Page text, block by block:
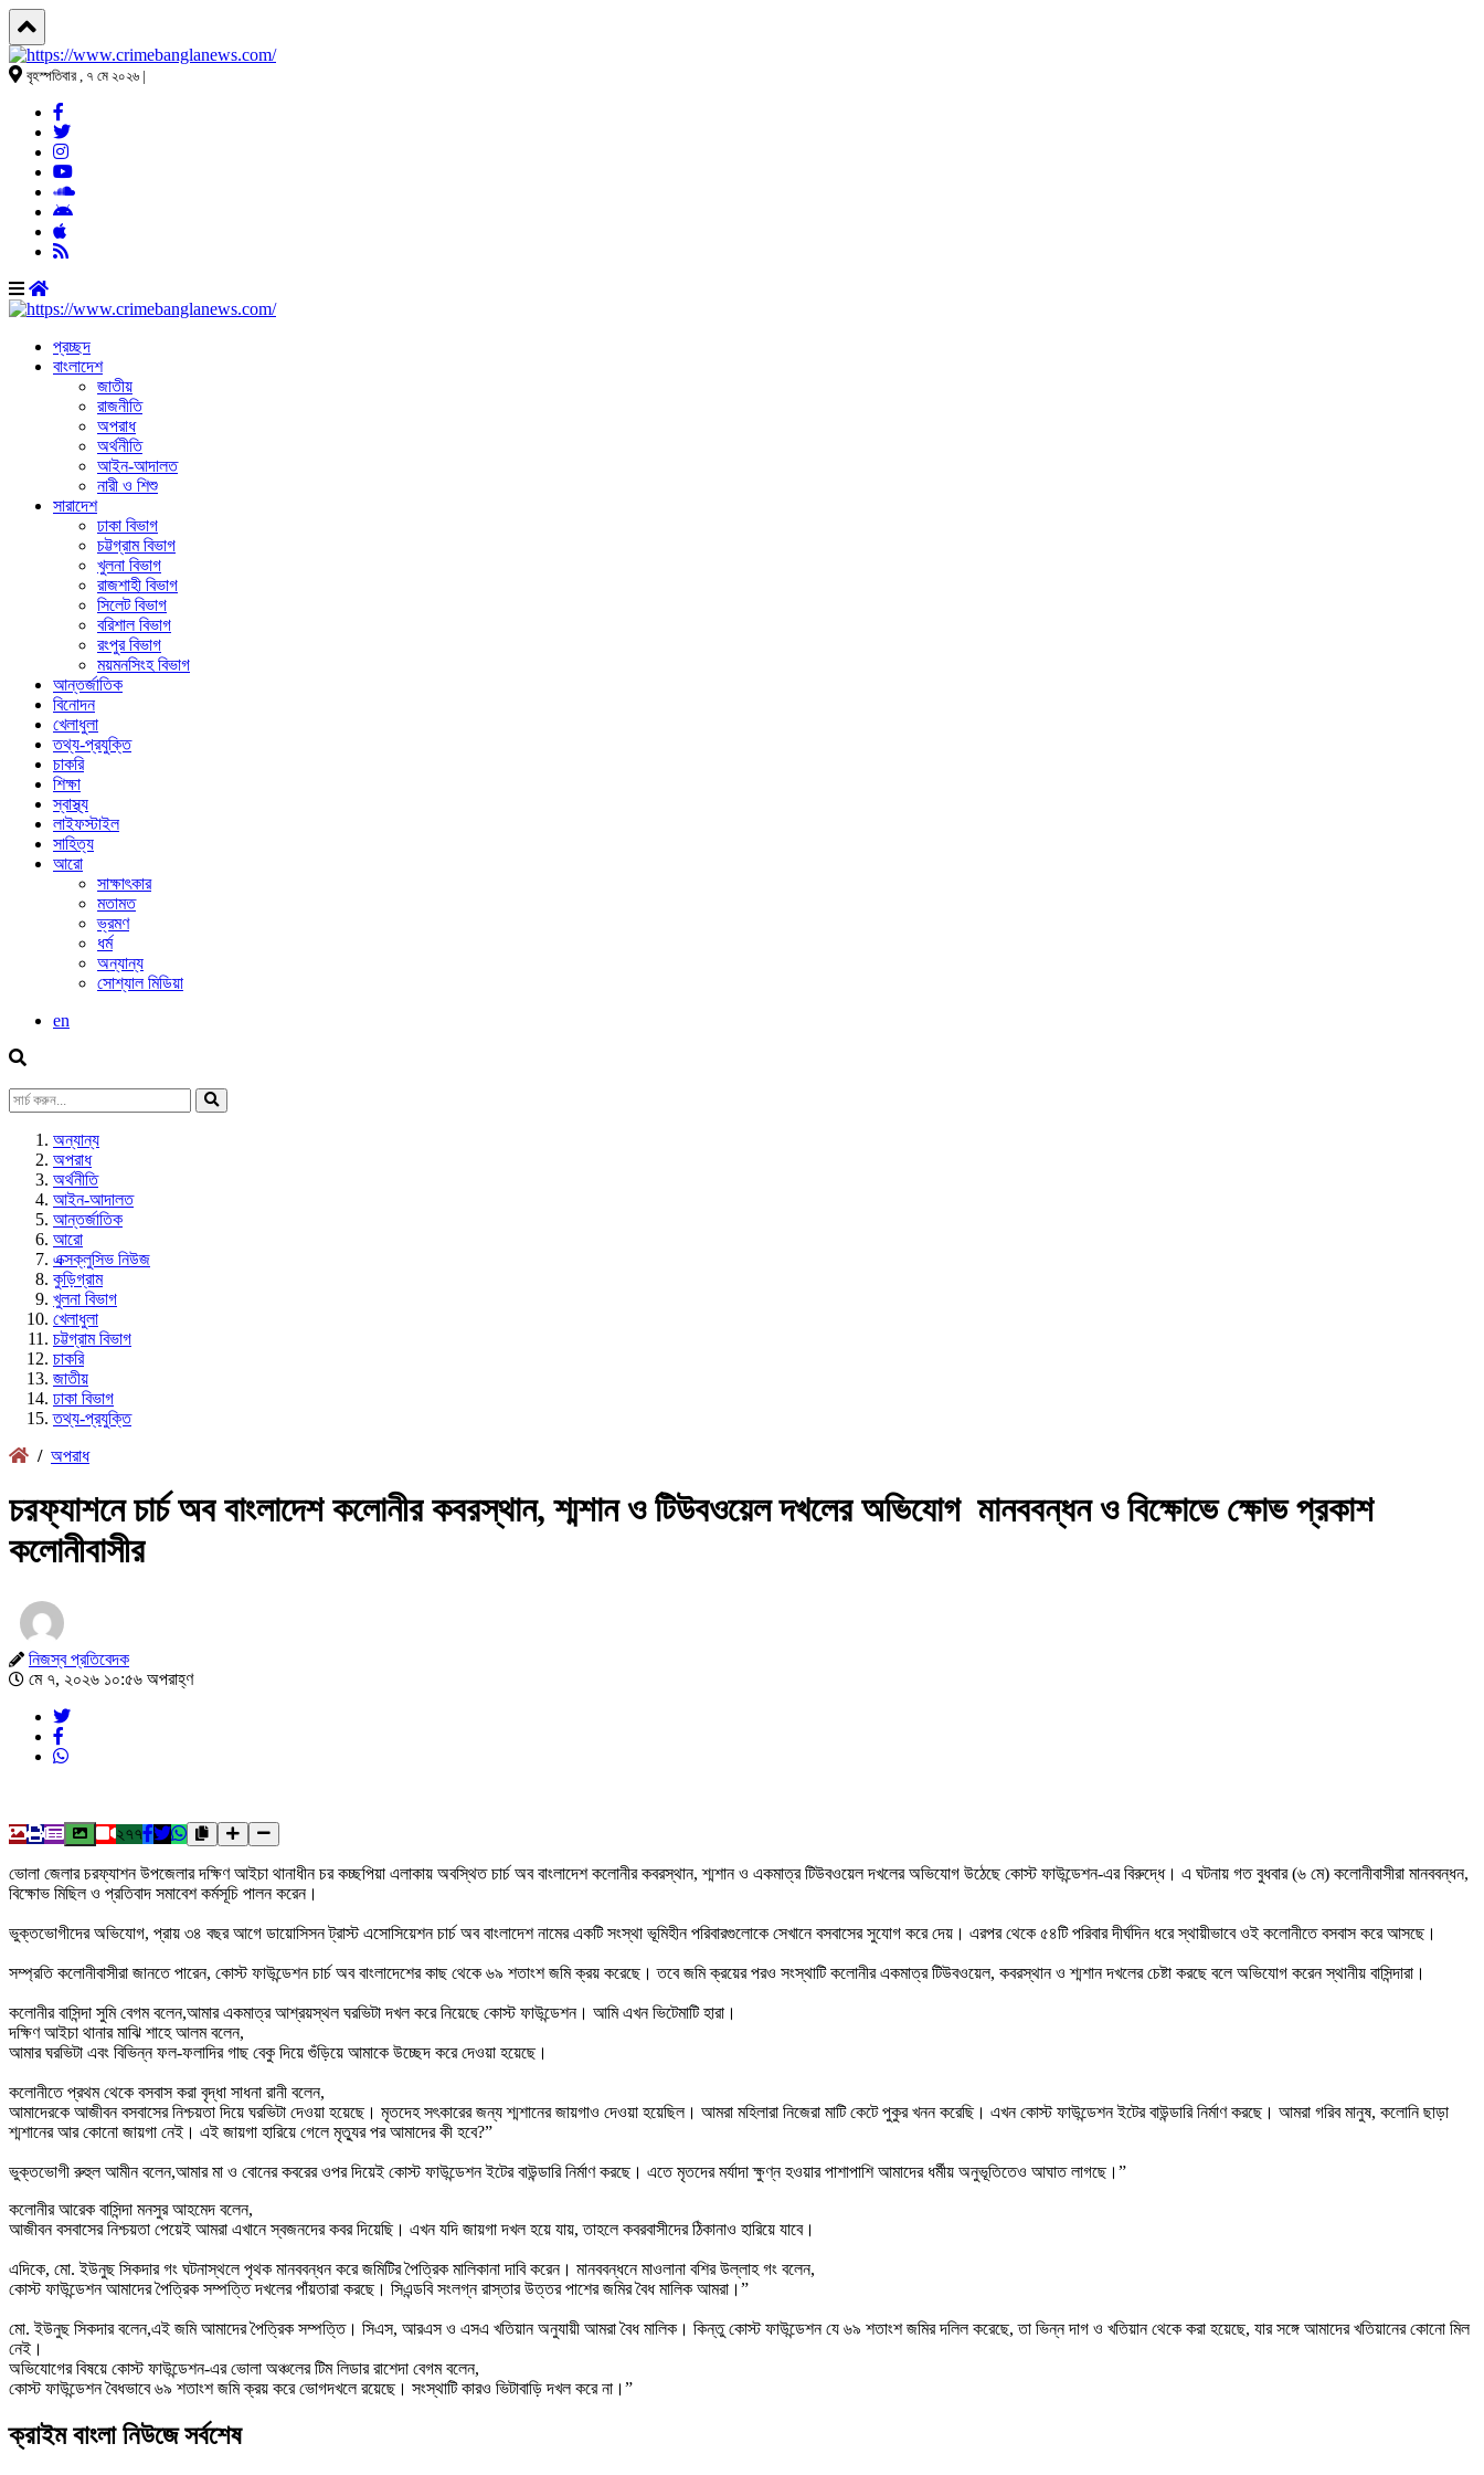
বৃহস্পতিবার , ৭ মে ২০২৬ |
প্রচ্ছদ
বাংলাদেশ
জাতীয়
রাজনীতি
অপরাধ
অর্থনীতি
আইন-আদালত
নারী ও শিশু
সারাদেশ
ঢাকা বিভাগ
চট্টগ্রাম বিভাগ
খুলনা বিভাগ
রাজশাহী বিভাগ
সিলেট বিভাগ
বরিশাল বিভাগ
রংপুর বিভাগ
ময়মনসিংহ বিভাগ
আন্তর্জাতিক
বিনোদন
খেলাধুলা
তথ্য-প্রযুক্তি
চাকরি
শিক্ষা
স্বাস্থ্য
লাইফস্টাইল
সাহিত্য
আরো
সাক্ষাৎকার
মতামত
ভ্রমণ
ধর্ম
অন্যান্য
সোশ্যাল মিডিয়া
en
অন্যান্য
অপরাধ
অর্থনীতি
আইন-আদালত
আন্তর্জাতিক
আরো
এক্সক্লুসিভ নিউজ
কুড়িগ্রাম
খুলনা বিভাগ
খেলাধুলা
চট্টগ্রাম বিভাগ
চাকরি
জাতীয়
ঢাকা বিভাগ
তথ্য-প্রযুক্তি
/ অপরাধ
চরফ্যাশনে চার্চ অব বাংলাদেশ কলোনীর কবরস্থান, শ্মশান ও টিউবওয়েল দখলের অভিযোগ ‎ ‎মানববন্ধন ও বিক্ষোভে ক্ষোভ প্রকাশ
কলোনীবাসীর
নিজস্ব প্রতিবেদক
মে ৭, ২০২৬ ১০:৫৬ অপরাহ্ণ
২৭৭
‎ভোলা জেলার চরফ্যাশন উপজেলার দক্ষিণ আইচা থানাধীন চর কচ্ছপিয়া এলাকায় অবস্থিত চার্চ অব বাংলাদেশ কলোনীর কবরস্থান, শ্মশান ও একমাত্র টিউবওয়েল দখলের অভিযোগ উঠেছে কোস্ট ফাউন্ডেশন-এর বিরুদ্ধে। এ ঘটনায় গত বুধবার (৬ মে) কলোনীবাসীরা মানববন্ধন,
বিক্ষোভ মিছিল ও প্রতিবাদ সমাবেশ কর্মসূচি পালন করেন।
‎ভুক্তভোগীদের অভিযোগ, প্রায় ৩৪ বছর আগে ডায়োসিসন ট্রাস্ট এসোসিয়েশন চার্চ অব বাংলাদেশ নামের একটি সংস্থা ভূমিহীন পরিবারগুলোকে সেখানে বসবাসের সুযোগ করে দেয়। এরপর থেকে ৫৪টি পরিবার দীর্ঘদিন ধরে স্থায়ীভাবে ওই কলোনীতে বসবাস করে আসছে।
‎সম্প্রতি কলোনীবাসীরা জানতে পারেন, কোস্ট ফাউন্ডেশন চার্চ অব বাংলাদেশের কাছ থেকে ৬৯ শতাংশ জমি ক্রয় করেছে। তবে জমি ক্রয়ের পরও সংস্থাটি কলোনীর একমাত্র টিউবওয়েল, কবরস্থান ও শ্মশান দখলের চেষ্টা করছে বলে অভিযোগ করেন স্থানীয় বাসিন্দারা।
‎কলোনীর বাসিন্দা সুমি বেগম বলেন,আমার একমাত্র আশ্রয়স্থল ঘরভিটা দখল করে নিয়েছে কোস্ট ফাউন্ডেশন। আমি এখন ভিটেমাটি হারা।
‎দক্ষিণ আইচা থানার মাঝি শাহে আলম বলেন,
‎আমার ঘরভিটা এবং বিভিন্ন ফল-ফলাদির গাছ বেকু দিয়ে গুঁড়িয়ে আমাকে উচ্ছেদ করে দেওয়া হয়েছে।
‎কলোনীতে প্রথম থেকে বসবাস করা বৃদ্ধা সাধনা রানী বলেন,
‎আমাদেরকে আজীবন বসবাসের নিশ্চয়তা দিয়ে ঘরভিটা দেওয়া হয়েছে। মৃতদেহ সৎকারের জন্য শ্মশানের জায়গাও দেওয়া হয়েছিল। আমরা মহিলারা নিজেরা মাটি কেটে পুকুর খনন করেছি। এখন কোস্ট ফাউন্ডেশন ইটের বাউন্ডারি নির্মাণ করছে। আমরা গরিব মানুষ, কলোনি ছাড়া
শ্মশানের আর কোনো জায়গা নেই। এই জায়গা হারিয়ে গেলে মৃত্যুর পর আমাদের কী হবে?”
ভুক্তভোগী রুহুল আমীন বলেন,আমার মা ও বোনের কবরের ওপর দিয়েই কোস্ট ফাউন্ডেশন ইটের বাউন্ডারি নির্মাণ করছে। এতে মৃতদের মর্যাদা ক্ষুণ্ন হওয়ার পাশাপাশি আমাদের ধর্মীয় অনুভূতিতেও আঘাত লাগছে।”
‎কলোনীর আরেক বাসিন্দা মনসুর আহমেদ বলেন,
‎আজীবন বসবাসের নিশ্চয়তা পেয়েই আমরা এখানে স্বজনদের কবর দিয়েছি। এখন যদি জায়গা দখল হয়ে যায়, তাহলে কবরবাসীদের ঠিকানাও হারিয়ে যাবে।
‎এদিকে, মো. ইউনুছ সিকদার গং ঘটনাস্থলে পৃথক মানববন্ধন করে জমিটির পৈত্রিক মালিকানা দাবি করেন। মানববন্ধনে মাওলানা বশির উল্লাহ গং বলেন,
‎কোস্ট ফাউন্ডেশন আমাদের পৈত্রিক সম্পত্তি দখলের পাঁয়তারা করছে। সিএন্ডবি সংলগ্ন রাস্তার উত্তর পাশের জমির বৈধ মালিক আমরা।”
‎মো. ইউনুছ সিকদার বলেন,এই জমি আমাদের পৈত্রিক সম্পত্তি। সিএস, আরএস ও এসএ খতিয়ান অনুযায়ী আমরা বৈধ মালিক। কিন্তু কোস্ট ফাউন্ডেশন যে ৬৯ শতাংশ জমির দলিল করেছে, তা ভিন্ন দাগ ও খতিয়ান থেকে করা হয়েছে, যার সঙ্গে আমাদের খতিয়ানের কোনো মিল
নেই।
অভিযোগের বিষয়ে কোস্ট ফাউন্ডেশন-এর ভোলা অঞ্চলের টিম লিডার রাশেদা বেগম বলেন,
‎কোস্ট ফাউন্ডেশন বৈধভাবে ৬৯ শতাংশ জমি ক্রয় করে ভোগদখলে রয়েছে। সংস্থাটি কারও ভিটাবাড়ি দখল করে না।”
ক্রাইম বাংলা নিউজে সর্বশেষ